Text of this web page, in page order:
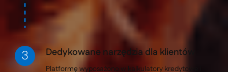
Dedykowane narzędzia dla klientów
Platformę wyposażono w kalkulatory kredytowe i